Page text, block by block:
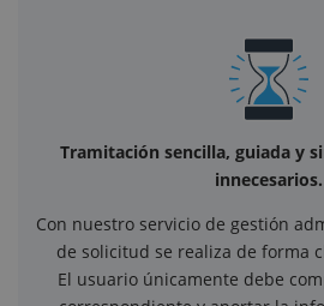
Tramitación sencilla, guiada y
innecesarios.
Con nuestro servicio de gestión
de solicitud se realiza de forma
El usuario únicamente debe